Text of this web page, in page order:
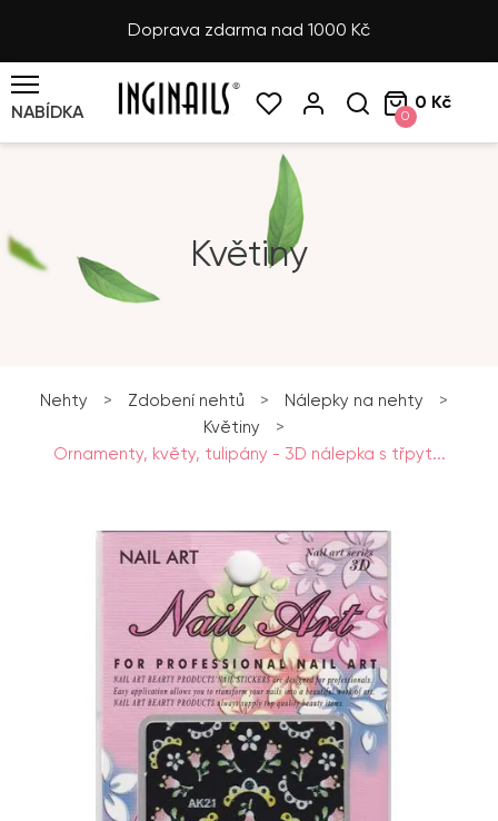
Doprava zdarma nad 1000 Kč
NABÍDKA 0
0 Kč
Květiny
Nehty > Zdobení nehtů > Nálepky na nehty
>
Květiny
>
Ornamenty, květy, tulipány - 3D nálepka s třpyt...